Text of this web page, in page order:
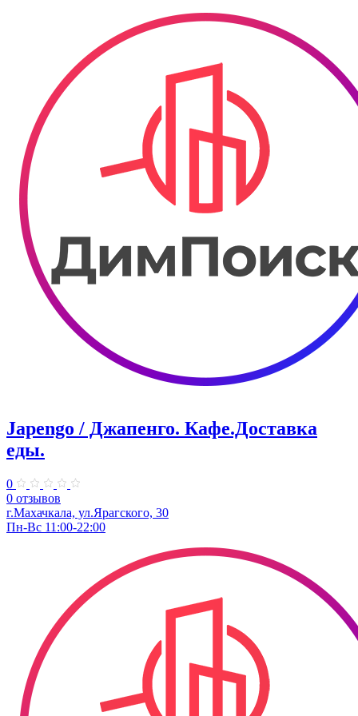
Japengo / Джапенго. Кафе.Доставка
еды.
0
0 отзывов
г.Махачкала, ул.Ярагского, 30
Пн-Вс 11:00-22:00